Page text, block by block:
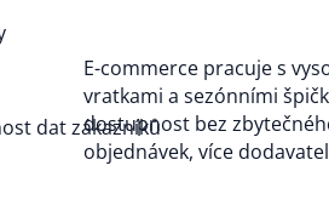
dat zákazníků
E-commerce pracuje s
vratkami a sezónními
dostupnost bez
objednávek, více